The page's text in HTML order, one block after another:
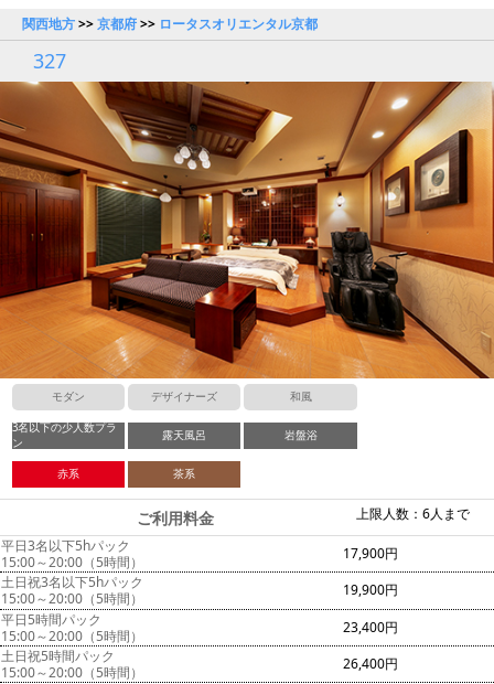
関西地方>>京都府>> ロータスオリエンタル京都
327
モダン デザイナーズ 和風
3名以下の少人数プラ
ン
露天風呂 岩盤浴
赤系 茶系
上限人数：6人まで
ご利用料金
平日3名以下5hパック
15:00～20:00（5時間）
17,900円
土日祝3名以下5hパック
15:00～20:00（5時間）
19,900円
平日5時間パック
15:00～20:00（5時間）
23,400円
土日祝5時間パック
15:00～20:00（5時間）
26,400円